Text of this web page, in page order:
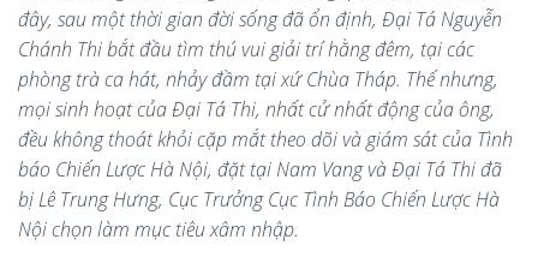
đây, sau một thời gian đời sống đã ổn định, Đại Tá Nguyễn
Chánh Thi bắt đầu tìm thú vui giải trí hằng đêm, tại các
phòng trà ca hát, nhảy đầm tại xứ Chùa Tháp. Thế nhưng,
mọi sinh hoạt của Đại Tá Thi, nhất cử nhất động của ông,
đều không thoát khỏi cặp mắt theo dõi và giám sát của Tình
báo Chiến Lược Hà Nội, đặt tại Nam Vang và Đại Tá Thi đã
bị Lê Trung Hưng, Cục Trưởng Cục Tình Báo Chiến Lược Hà
Nội chọn làm mục tiêu xâm nhập.